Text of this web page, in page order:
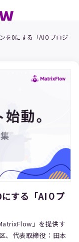
を0にする「AI０プロジ
する「AI０プ
」を提供す
、代表取締役：田本